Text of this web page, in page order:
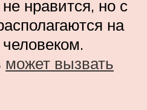
нравится, но с
на
может вызвать